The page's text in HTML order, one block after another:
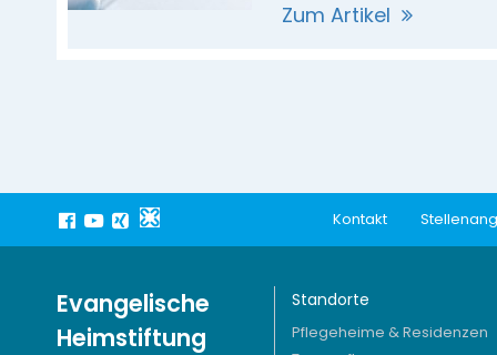
Zum Artikel
Kontakt
Evangelische
Heimstiftung
Standorte
Pflegeheime & Residenzen